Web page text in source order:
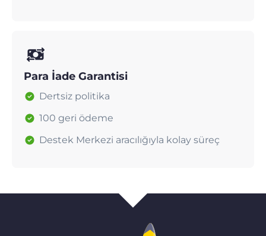
Para İade Garantisi
Dertsiz politika
100 geri ödeme
Destek Merkezi aracılığıyla kolay süreç